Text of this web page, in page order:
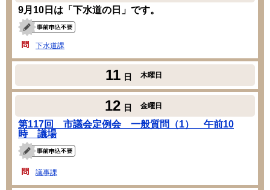
9月10日は「下水道の日」です。
下水道課
11 日 木曜日
12 日 金曜日
第117回 市議会定例会 一般質問（1） 午前10
時 議場
議事課